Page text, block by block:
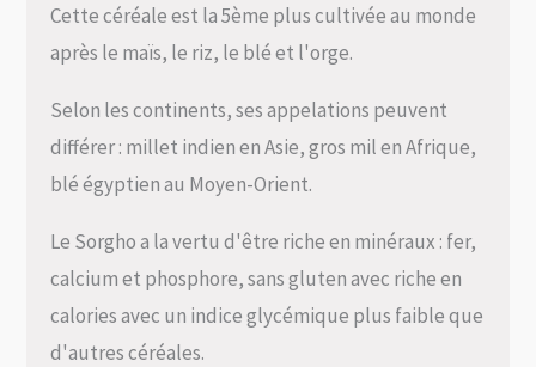
Cette céréale est la 5ème plus cultivée au monde
après le maïs, le riz, le blé et l'orge.
Selon les continents, ses appelations peuvent
différer : millet indien en Asie, gros mil en Afrique,
blé égyptien au Moyen-Orient.
Le Sorgho a la vertu d'être riche en minéraux : fer,
calcium et phosphore, sans gluten avec riche en
calories avec un indice glycémique plus faible que
d'autres céréales.